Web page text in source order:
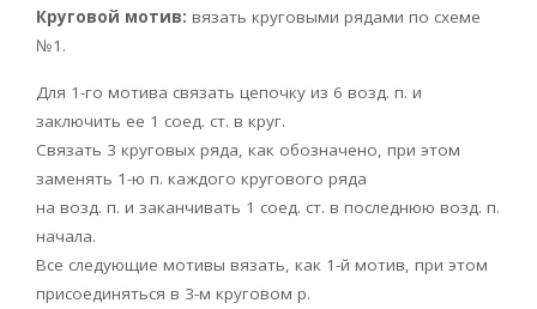
Круговой мотив: вязать круговыми рядами по схеме
№1.
Для 1-го мотива связать цепочку из 6 возд. п. и
заключить ее 1 соед. ст. в круг.
Связать 3 круговых ряда, как обозначено, при этом
заменять 1-ю п. каждого кругового ряда
на возд. п. и заканчивать 1 соед. ст. в последнюю возд. п.
начала.
Все следующие мотивы вязать, как 1-й мотив, при этом
присоединяться в 3-м круговом р.